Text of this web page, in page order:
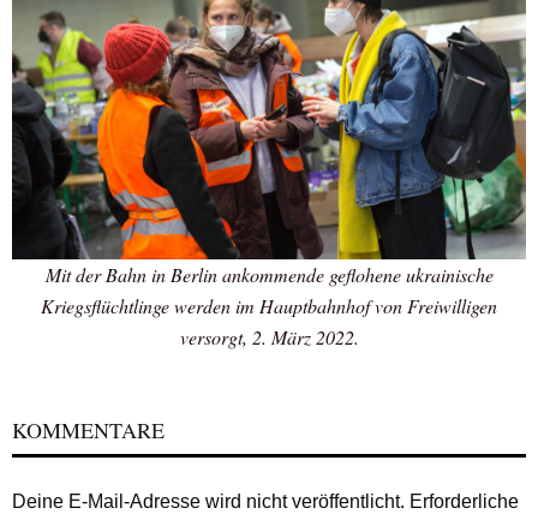
Mit der Bahn in Berlin ankommende geflohene ukrainische
Kriegsflüchtlinge werden im Hauptbahnhof von Freiwilligen
versorgt, 2. März 2022.
KOMMENTARE
Deine E-Mail-Adresse wird nicht veröffentlicht. Erforderliche